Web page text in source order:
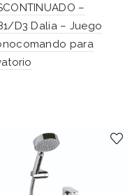
–
D3 Dalia – Juego
para